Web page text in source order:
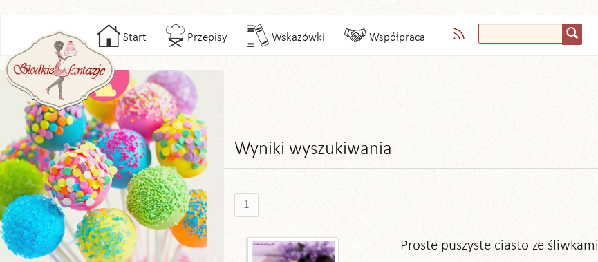
Start Przepisy Wskazówki Współpraca
Wyniki wyszukiwania
1
Proste puszyste ciasto ze śliwkami